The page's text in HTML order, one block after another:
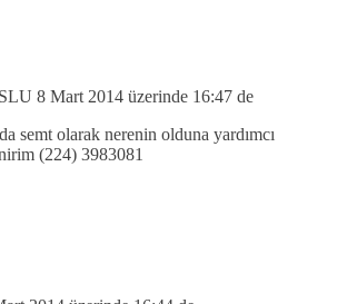
8 Mart 2014 üzerinde 16:47 de
semt olarak nerenin olduna yardımcı
(224) 3983081